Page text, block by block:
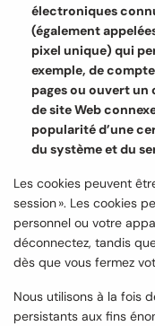
électroniques
(également
pixel unique) qui
exemple, de
pages ou ouvert
de site Web
popularité d’une
du système et du
Les cookies peuvent
session ». Les cookies
personnel ou votre
déconnectez, tandis
dès que vous fermez
Nous utilisons à la fois
persistants aux fins